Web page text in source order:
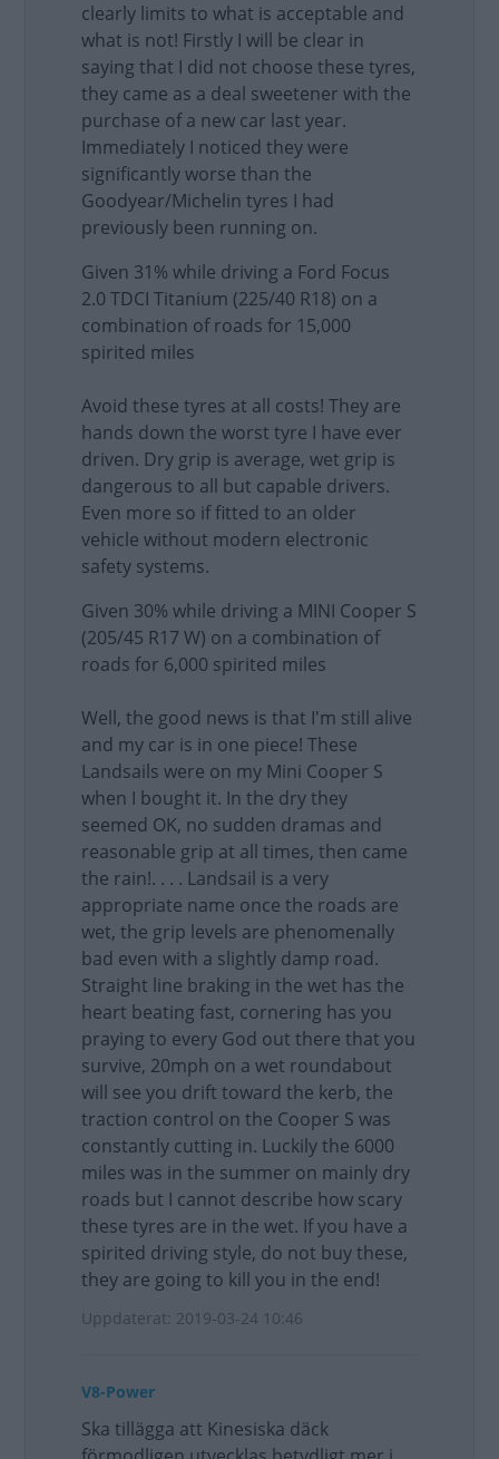
clearly limits to what is acceptable and
what is not! Firstly I will be clear in
saying that I did not choose these tyres,
they came as a deal sweetener with the
purchase of a new car last year.
Immediately I noticed they were
significantly worse than the
Goodyear/Michelin tyres I had
previously been running on.
Given 31% while driving a Ford Focus
2.0 TDCI Titanium (225/40 R18) on a
combination of roads for 15,000
spirited miles
Avoid these tyres at all costs! They are
hands down the worst tyre I have ever
driven. Dry grip is average, wet grip is
dangerous to all but capable drivers.
Even more so if fitted to an older
vehicle without modern electronic
safety systems.
Given 30% while driving a MINI Cooper S
(205/45 R17 W) on a combination of
roads for 6,000 spirited miles
Well, the good news is that I'm still alive
and my car is in one piece! These
Landsails were on my Mini Cooper S
when I bought it. In the dry they
seemed OK, no sudden dramas and
reasonable grip at all times, then came
the rain!. . . . Landsail is a very
appropriate name once the roads are
wet, the grip levels are phenomenally
bad even with a slightly damp road.
Straight line braking in the wet has the
heart beating fast, cornering has you
praying to every God out there that you
survive, 20mph on a wet roundabout
will see you drift toward the kerb, the
traction control on the Cooper S was
constantly cutting in. Luckily the 6000
miles was in the summer on mainly dry
roads but I cannot describe how scary
these tyres are in the wet. If you have a
spirited driving style, do not buy these,
they are going to kill you in the end!
Uppdaterat: 2019-03-24 10:46
V8-Power
Ska tillägga att Kinesiska däck